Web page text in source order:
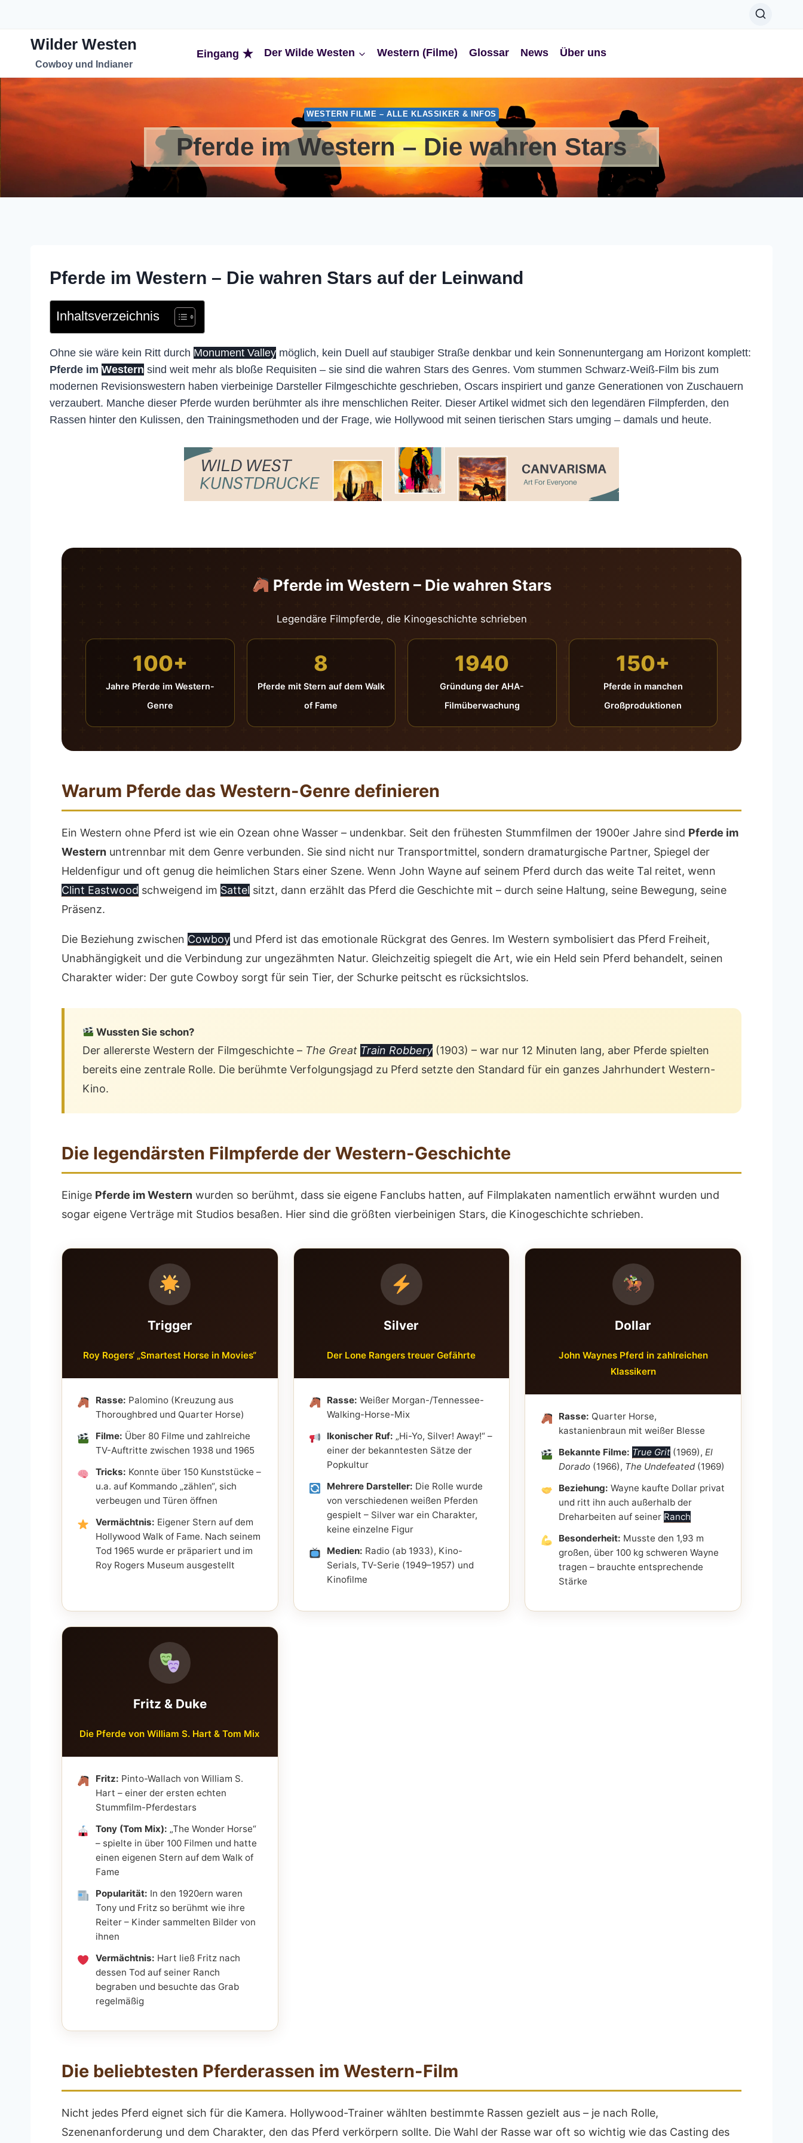
springenWilder Westen
Cowboy und Indianer
Eingang Der Wilde Westen Western (Filme) Glossar News Über uns
WESTERN FILME – ALLE KLASSIKER & INFOS
Pferde im Western – Die wahren Stars
Pferde im Western – Die wahren Stars auf der Leinwand
Inhaltsverzeichnis
Ohne sie wäre kein Ritt durch Monument Valley möglich, kein Duell auf staubiger Straße denkbar und kein Sonnenuntergang am Horizont komplett:
Pferde im Western sind weit mehr als bloße Requisiten – sie sind die wahren Stars des Genres. Vom stummen Schwarz-Weiß-Film bis zum
modernen Revisionswestern haben vierbeinige Darsteller Filmgeschichte geschrieben, Oscars inspiriert und ganze Generationen von Zuschauern
verzaubert. Manche dieser Pferde wurden berühmter als ihre menschlichen Reiter. Dieser Artikel widmet sich den legendären Filmpferden, den
Rassen hinter den Kulissen, den Trainingsmethoden und der Frage, wie Hollywood mit seinen tierischen Stars umging – damals und heute.
Pferde im Western – Die wahren Stars
Legendäre Filmpferde, die Kinogeschichte schrieben
100+
Jahre Pferde im Western-
Genre
8
Pferde mit Stern auf dem Walk
of Fame
1940
Gründung der AHA-
Filmüberwachung
150+
Pferde in manchen
Großproduktionen
Warum Pferde das Western-Genre definieren
Ein Western ohne Pferd ist wie ein Ozean ohne Wasser – undenkbar. Seit den frühesten Stummfilmen der 1900er Jahre sind Pferde im
Western untrennbar mit dem Genre verbunden. Sie sind nicht nur Transportmittel, sondern dramaturgische Partner, Spiegel der
Heldenfigur und oft genug die heimlichen Stars einer Szene. Wenn John Wayne auf seinem Pferd durch das weite Tal reitet, wenn
Clint Eastwood schweigend im Sattel sitzt, dann erzählt das Pferd die Geschichte mit – durch seine Haltung, seine Bewegung, seine
Präsenz.
Die Beziehung zwischen Cowboy und Pferd ist das emotionale Rückgrat des Genres. Im Western symbolisiert das Pferd Freiheit,
Unabhängigkeit und die Verbindung zur ungezähmten Natur. Gleichzeitig spiegelt die Art, wie ein Held sein Pferd behandelt, seinen
Charakter wider: Der gute Cowboy sorgt für sein Tier, der Schurke peitscht es rücksichtslos.
Wussten Sie schon?
Der allererste Western der Filmgeschichte – The Great Train Robbery (1903) – war nur 12 Minuten lang, aber Pferde spielten
bereits eine zentrale Rolle. Die berühmte Verfolgungsjagd zu Pferd setzte den Standard für ein ganzes Jahrhundert Western-
Kino.
Die legendärsten Filmpferde der Western-Geschichte
Einige Pferde im Western wurden so berühmt, dass sie eigene Fanclubs hatten, auf Filmplakaten namentlich erwähnt wurden und
sogar eigene Verträge mit Studios besaßen. Hier sind die größten vierbeinigen Stars, die Kinogeschichte schrieben.
Trigger
Roy Rogers‘ „Smartest Horse in Movies“
Rasse: Palomino (Kreuzung aus
Thoroughbred und Quarter Horse)
Filme: Über 80 Filme und zahlreiche
TV-Auftritte zwischen 1938 und 1965
Tricks: Konnte über 150 Kunststücke –
u.a. auf Kommando „zählen“, sich
verbeugen und Türen öffnen
Vermächtnis: Eigener Stern auf dem
Hollywood Walk of Fame. Nach seinem
Tod 1965 wurde er präpariert und im
Roy Rogers Museum ausgestellt
Silver
Der Lone Rangers treuer Gefährte
Rasse: Weißer Morgan-/Tennessee-
Walking-Horse-Mix
Ikonischer Ruf: „Hi-Yo, Silver! Away!“ –
einer der bekanntesten Sätze der
Popkultur
Mehrere Darsteller: Die Rolle wurde
von verschiedenen weißen Pferden
gespielt – Silver war ein Charakter,
keine einzelne Figur
Medien: Radio (ab 1933), Kino-
Serials, TV-Serie (1949–1957) und
Kinofilme
Dollar
John Waynes Pferd in zahlreichen
Klassikern
Rasse: Quarter Horse,
kastanienbraun mit weißer Blesse
Bekannte Filme: True Grit(1969), El
Dorado(1966), The Undefeated(1969)
Beziehung: Wayne kaufte Dollar privat
und ritt ihn auch außerhalb der
Dreharbeiten auf seiner Ranch
Besonderheit: Musste den 1,93 m
großen, über 100 kg schweren Wayne
tragen – brauchte entsprechende
Stärke
Fritz & Duke
Die Pferde von William S. Hart & Tom Mix
Fritz: Pinto-Wallach von William S.
Hart – einer der ersten echten
Stummfilm-Pferdestars
Tony (Tom Mix): „The Wonder Horse“
– spielte in über 100 Filmen und hatte
einen eigenen Stern auf dem Walk of
Fame
Popularität: In den 1920ern waren
Tony und Fritz so berühmt wie ihre
Reiter – Kinder sammelten Bilder von
ihnen
Vermächtnis: Hart ließ Fritz nach
dessen Tod auf seiner Ranch
begraben und besuchte das Grab
regelmäßig
Die beliebtesten Pferderassen im Western-Film
Nicht jedes Pferd eignet sich für die Kamera. Hollywood-Trainer wählten bestimmte Rassen gezielt aus – je nach Rolle,
Szenenanforderung und dem Charakter, den das Pferd verkörpern sollte. Die Wahl der Rasse war oft so wichtig wie das Casting des